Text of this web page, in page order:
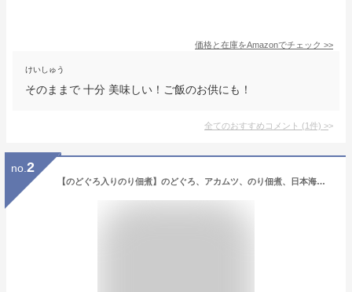
価格と在庫をAmazonでチェック >>
けいしゅう
そのままで 十分 美味しい！ご飯のお供にも！
全てのおすすめコメント (1件) >
no. 2
【のどぐろ入りのり佃煮】のどぐろ、アカムツ、のり佃煮、日本海、白身のトロ、ご飯のお供、島根